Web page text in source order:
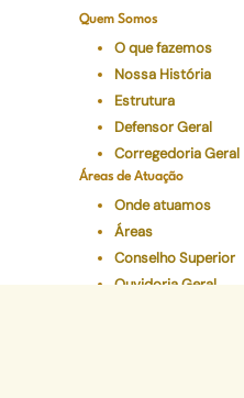
Quem Somos
O que fazemos
Nossa História
Estrutura
Defensor Geral
Corregedoria Geral
Áreas de Atuação
Onde atuamos
Áreas
Conselho Superior
Ouvidoria Geral